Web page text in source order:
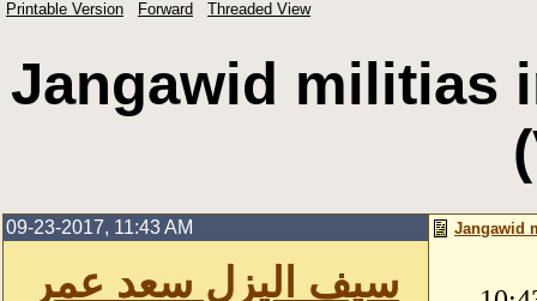
Printable Version Forward Threaded View
Jangawid militias
09-23-2017, 11:43 AM
سيف اليزل سعد عمر
Jangawid